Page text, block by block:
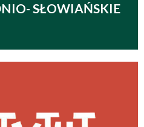
SŁOWIAŃSKIE